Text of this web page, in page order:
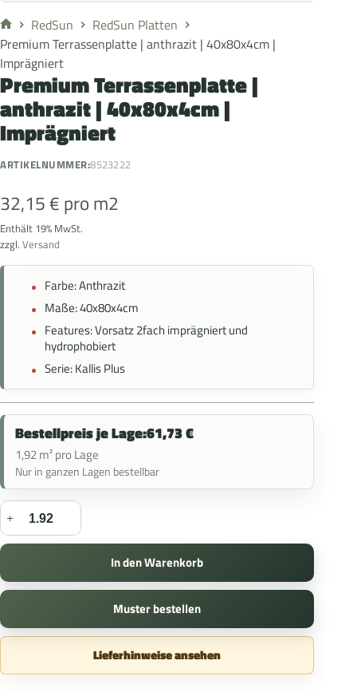
RedSun
RedSun Platten
Premium Terrassenplatte | anthrazit | 40x80x4cm |
Imprägniert
Premium Terrassenplatte |
anthrazit | 40x80x4cm |
Imprägniert
ARTIKELNUMMER:8523222
32,15€ pro m2
Enthält 19% MwSt.
zzgl. Versand
Farbe: Anthrazit
Maße: 40x80x4cm
Features: Vorsatz 2fach imprägniert und
hydrophobiert
Serie: Kallis Plus
Bestellpreis je Lage:61,73€
1,92 m² pro Lage
Nur in ganzen Lagen bestellbar
In den Warenkorb
Muster bestellen
Lieferhinweise ansehen